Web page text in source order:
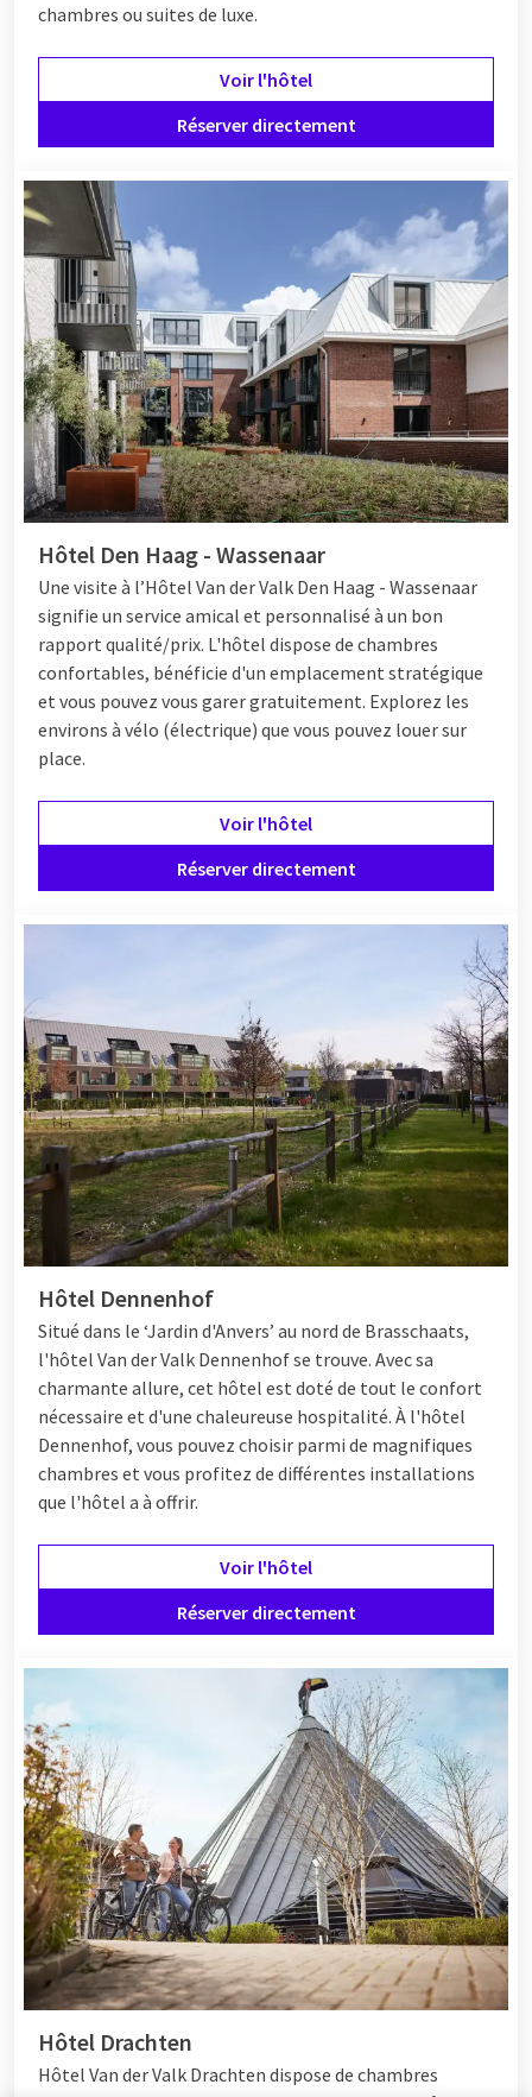
chambres ou suites de luxe.
Voir l'hôtel
Réserver directement
Hôtel Den Haag - Wassenaar
Une visite à l’Hôtel Van der Valk Den Haag - Wassenaar
signifie un service amical et personnalisé à un bon
rapport qualité/prix. L'hôtel dispose de chambres
confortables, bénéficie d'un emplacement stratégique
et vous pouvez vous garer gratuitement. Explorez les
environs à vélo (électrique) que vous pouvez louer sur
place.
Voir l'hôtel
Réserver directement
Hôtel Dennenhof
Situé dans le ‘Jardin d'Anvers’ au nord de Brasschaats,
l'hôtel Van der Valk Dennenhof se trouve. Avec sa
charmante allure, cet hôtel est doté de tout le confort
nécessaire et d'une chaleureuse hospitalité. À l'hôtel
Dennenhof, vous pouvez choisir parmi de magnifiques
chambres et vous profitez de différentes installations
que l'hôtel a à offrir.
Voir l'hôtel
Réserver directement
Hôtel Drachten
Hôtel Van der Valk Drachten dispose de chambres